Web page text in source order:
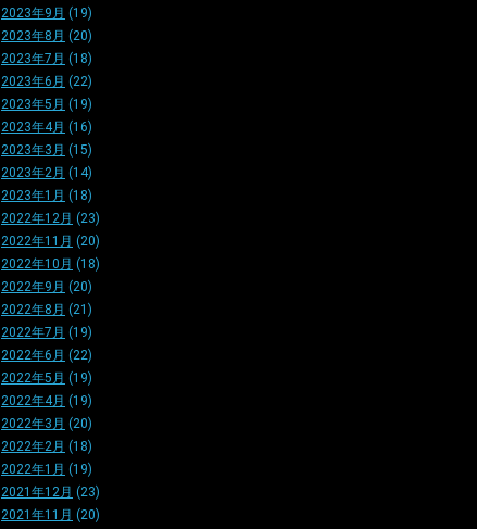
2023年9月 (19)
2023年8月 (20)
2023年7月 (18)
2023年6月 (22)
2023年5月 (19)
2023年4月 (16)
2023年3月 (15)
2023年2月 (14)
2023年1月 (18)
2022年12月 (23)
2022年11月 (20)
2022年10月 (18)
2022年9月 (20)
2022年8月 (21)
2022年7月 (19)
2022年6月 (22)
2022年5月 (19)
2022年4月 (19)
2022年3月 (20)
2022年2月 (18)
2022年1月 (19)
2021年12月 (23)
2021年11月 (20)